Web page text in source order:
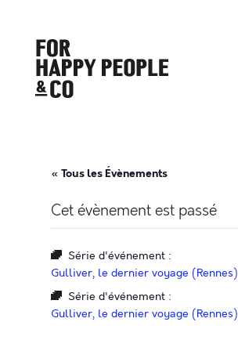
« Tous les Évènements
Cet évènement est passé
Série d'événement :
Gulliver, le dernier voyage (Rennes)
Série d'événement :
Gulliver, le dernier voyage (Rennes)